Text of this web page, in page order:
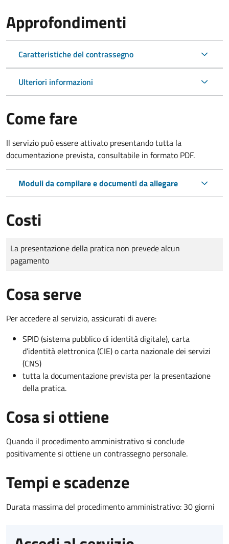
Approfondimenti
Caratteristiche del contrassegno
Ulteriori informazioni
Come fare
Il servizio può essere attivato presentando tutta la
documentazione prevista, consultabile in formato PDF.
Moduli da compilare e documenti da allegare
Costi
Tipo di pagamento
Importo
La presentazione della pratica non prevede alcun
pagamento
Cosa serve
Per accedere al servizio, assicurati di avere:
SPID (sistema pubblico di identità digitale), carta
d’identità elettronica (CIE) o carta nazionale dei servizi
(CNS)
tutta la documentazione prevista per la presentazione
della pratica.
Cosa si ottiene
Quando il procedimento amministrativo si conclude
positivamente si ottiene un contrassegno personale.
Tempi e scadenze
Durata massima del procedimento amministrativo: 30 giorni